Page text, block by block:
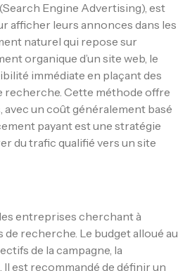
Engine Advertising), est
afficher leurs annonces dans les
naturel qui repose sur
organique d’un site web, le
immédiate en plaçant des
recherche. Cette méthode offre
un coût généralement basé
payant est une stratégie
du trafic qualifié vers un site
entreprises cherchant à
recherche. Le budget alloué au
de la campagne, la
est recommandé de définir un